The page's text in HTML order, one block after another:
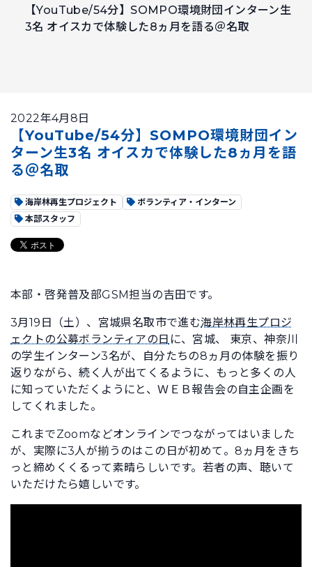
【YouTube/54分】SOMPO環境財団インターン生
3名 オイスカで体験した8ヵ月を語る＠名取
2022年4月8日
【YouTube/54分】SOMPO環境財団イン
ターン生3名 オイスカで体験した8ヵ月を語
る＠名取
海岸林再生プロジェクト
ボランティア・インターン
本部スタッフ
本部・啓発普及部GSM担当の吉田です。
3月19日（土）、宮城県名取市で進む海岸林再生プロジ
ェクトの公募ボランティアの日 に、宮城、 東京、神奈川
の学生インターン3名が、自分たちの8ヵ月の体験を振り
返りながら、続く人が出てくるように、もっと多くの人
に知っていただくようにと、ＷＥＢ報告会の自主企画を
してくれました。
これまでZoomなどオンラインでつながってはいました
が、実際に3人が揃うのはこの日が初めて。8ヵ月をきち
っと締めくくるって素晴らしいです。若者の声、聴いて
いただけたら嬉しいです。